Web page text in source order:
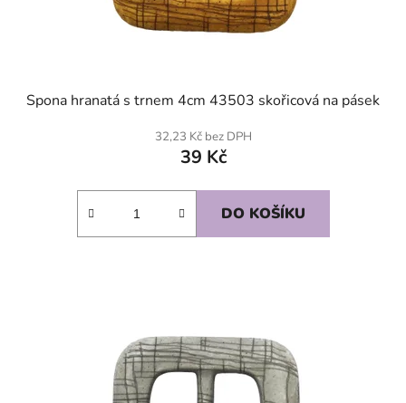
Spona hranatá s trnem 4cm 43503 skořicová na pásek
32,23 Kč bez DPH
39 Kč
DO KOŠÍKU